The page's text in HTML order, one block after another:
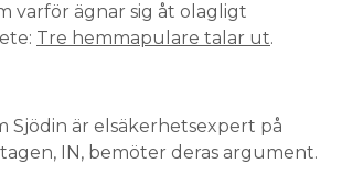
varför ägnar sig åt olagligt
Tre hemmapulare talar ut.
Sjödin är elsäkerhetsexpert på
IN, bemöter deras argument.